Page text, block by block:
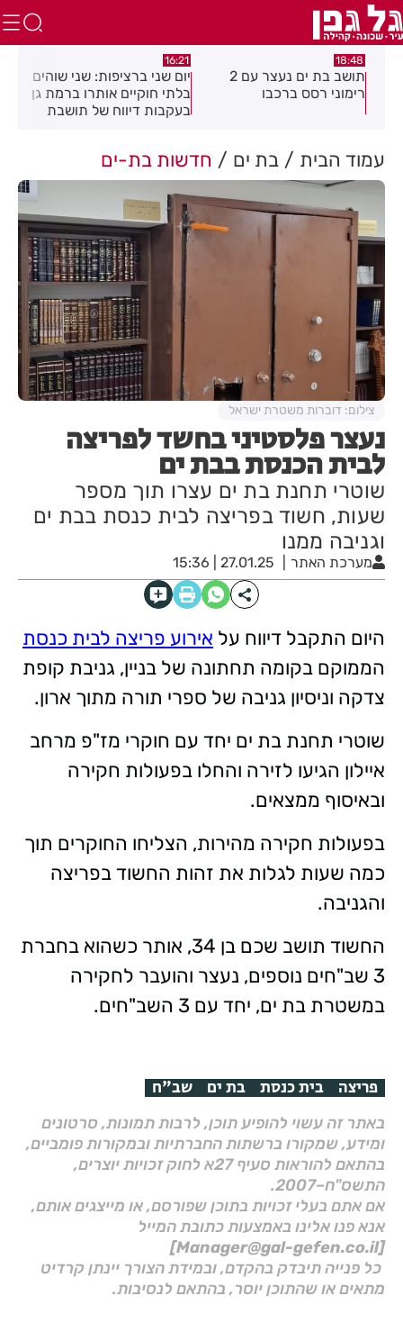
18:48
תושב בת ים נעצר עם 2
רימוני רסס ברכבו
16:21
יום שני ברציפות: שני שוהים
בלתי חוקיים אותרו ברמת גן
בעקבות דיווח של תושבת
עמוד הבית בת ים חדשות בת-ים
נעצר פלסטיני בחשד לפריצה
לבית הכנסת בבת ים
שוטרי תחנת בת ים עצרו תוך מספר
שעות, חשוד בפריצה לבית כנסת בבת ים
וגניבה ממנו
מערכת האתר 27.01.25 | 15:36
צילום: דוברות משטרת ישראל
היום התקבל דיווח על אירוע פריצה לבית כנסת
הממוקם בקומה תחתונה של בניין, גניבת קופת
צדקה וניסיון גניבה של ספרי תורה מתוך ארון.
שוטרי תחנת בת ים יחד עם חוקרי מז"פ מרחב
איילון הגיעו לזירה והחלו בפעולות חקירה
ובאיסוף ממצאים.
בפעולות חקירה מהירות, הצליחו החוקרים תוך
כמה שעות לגלות את זהות החשוד בפריצה
והגניבה.
החשוד תושב שכם בן 34, אותר כשהוא בחברת
3 שב"חים נוספים, נעצר והועבר לחקירה
במשטרת בת ים, יחד עם 3 השב"חים.
פריצה בית כנסת בת ים שב"ח
באתר זה עשוי להופיע תוכן, לרבות תמונות, סרטונים
ומידע, שמקורו ברשתות החברתיות ובמקורות פומביים,
בהתאם להוראות סעיף 27א לחוק זכויות יוצרים,
התשס"ח–2007.
אם אתם בעלי זכויות בתוכן שפורסם, או מייצגים אותם,
אנא פנו אלינו באמצעות כתובת המייל
[Manager@gal-gefen.co.il]
כל פנייה תיבדק בהקדם, ובמידת הצורך יינתן קרדיט
מתאים או שהתוכן יוסר, בהתאם לנסיבות.